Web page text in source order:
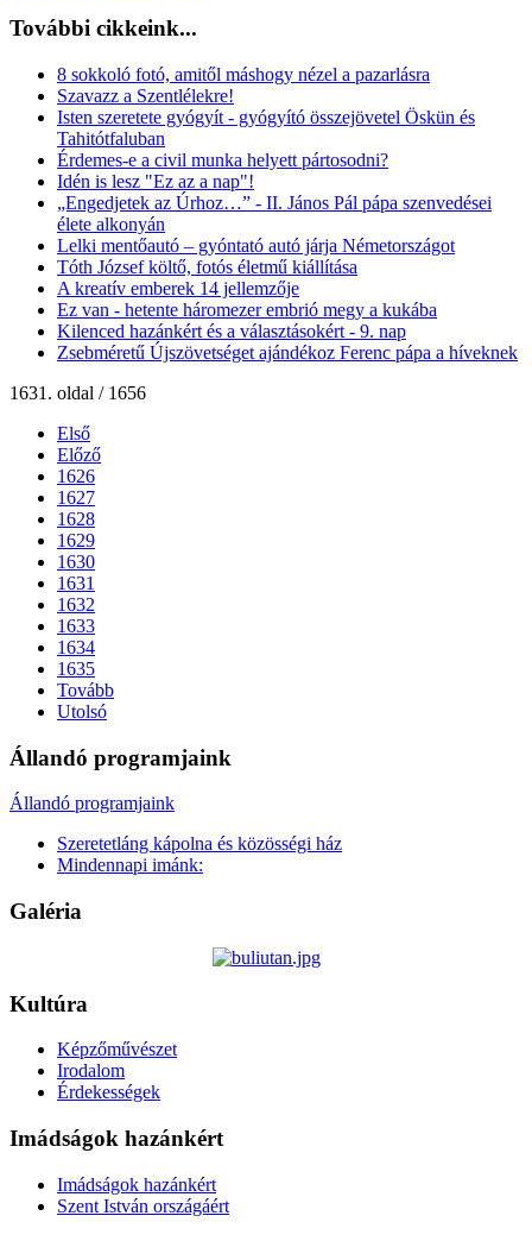
További cikkeink...
8 sokkoló fotó, amitől máshogy nézel a pazarlásra
Szavazz a Szentlélekre!
Isten szeretete gyógyít - gyógyító összejövetel Öskün és
Tahitótfaluban
Érdemes-e a civil munka helyett pártosodni?
Idén is lesz "Ez az a nap"!
„Engedjetek az Úrhoz…” - II. János Pál pápa szenvedései
élete alkonyán
Lelki mentőautó – gyóntató autó járja Németországot
Tóth József költő, fotós életmű kiállítása
A kreatív emberek 14 jellemzője
Ez van - hetente háromezer embrió megy a kukába
Kilenced hazánkért és a választásokért - 9. nap
Zsebméretű Újszövetséget ajándékoz Ferenc pápa a híveknek
1631. oldal / 1656
Első
Előző
1626
1627
1628
1629
1630
1631
1632
1633
1634
1635
Tovább
Utolsó
Állandó programjaink
Állandó programjaink
Szeretetláng kápolna és közösségi ház
Mindennapi imánk:
Galéria
Kultúra
Képzőművészet
Irodalom
Érdekességek
Imádságok hazánkért
Imádságok hazánkért
Szent István országáért